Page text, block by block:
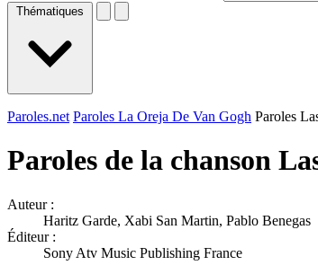
Thématiques
Paroles.net Paroles La Oreja De Van Gogh Paroles
Paroles de la chanson
Auteur :
Haritz Garde, Xabi San Martin, Pablo Benegas
Éditeur :
Sony Atv Music Publishing France